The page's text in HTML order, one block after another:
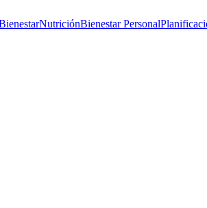
NutriciónBienestar Personal